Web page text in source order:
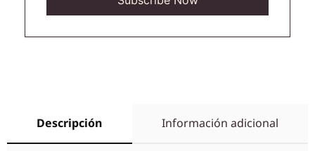
Descripción Información adicional